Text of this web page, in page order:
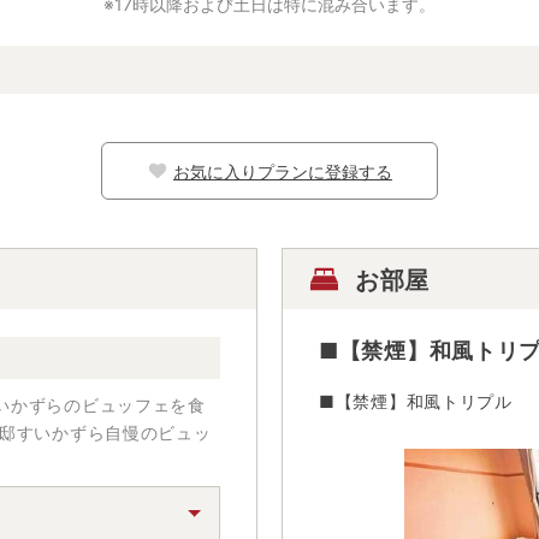
※17時以降および土日は特に混み合います。
お気に入りプランに登録する
かずらのビュッフェを食
すいかずら自慢のビュッ
お部屋
■【禁煙】和風トリ
■【禁煙】和風トリプル